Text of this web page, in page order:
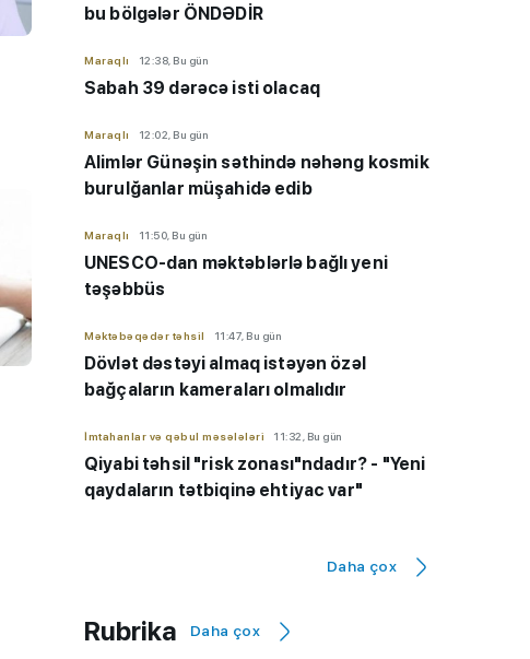
bu bölgələr ÖNDƏDİR
Maraqlı 12:38, Bu gün
Sabah 39 dərəcə isti olacaq
Maraqlı 12:02, Bu gün
Alimlər Günəşin səthində nəhəng kosmik
burulğanlar müşahidə edib
Maraqlı 11:50, Bu gün
UNESCO-dan məktəblərlə bağlı yeni
təşəbbüs
Məktəbəqədər təhsil 11:47, Bu gün
Dövlət dəstəyi almaq istəyən özəl
bağçaların kameraları olmalıdır
İmtahanlar və qəbul məsələləri 11:32, Bu gün
Qiyabi təhsil "risk zonası"ndadır? - "Yeni
qaydaların tətbiqinə ehtiyac var"
İsmayıllıda 7 yaşlı uşaq qıcolmadan ölüb
3 uşaq bağçası Təhsil İdarəsinin
Daha çox
Rubrika Daha çox